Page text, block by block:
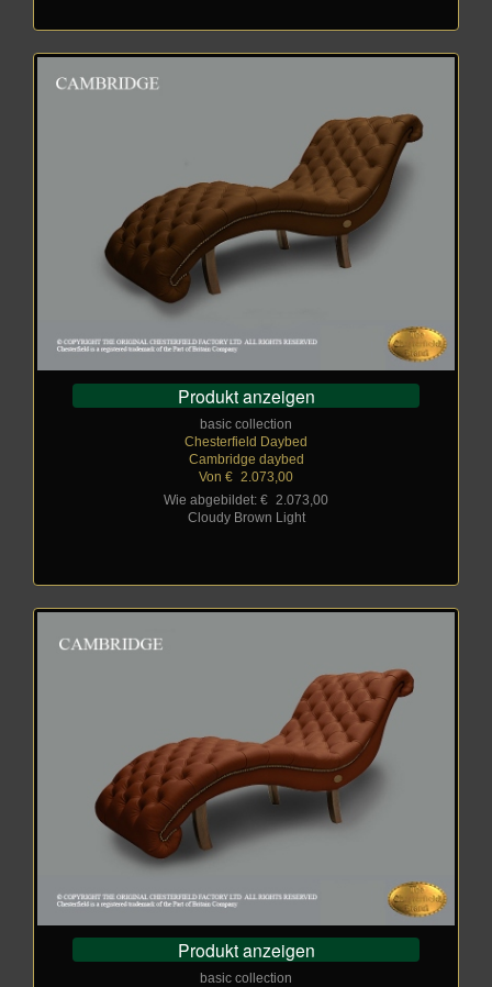
Produkt anzeigen
basic collection
Chesterfield Daybed
Cambridge daybed
Von € 2.073,00
Wie abgebildet: €
2.073,00
Cloudy Brown Light
Produkt anzeigen
basic collection